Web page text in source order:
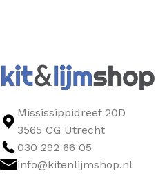
Mississippidreef 20D
3565 CG Utrecht
030 292 66 05
info@kitenlijmshop.nl